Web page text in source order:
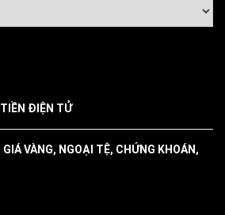
ĐIỆN TỬ
VÀNG, NGOẠI TỆ, CHỨNG KHOÁN,